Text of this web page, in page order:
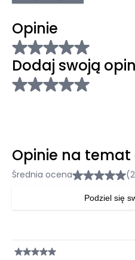
Opinie
Dodaj swoją
Opinie na temat
Średnia ocena
Podziel się